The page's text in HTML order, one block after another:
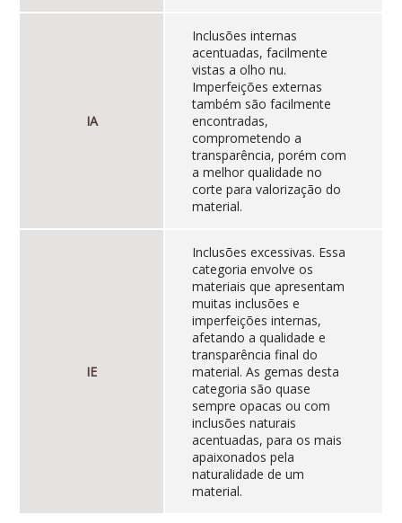
IA
Inclusões internas
acentuadas, facilmente
vistas a olho nu.
Imperfeições externas
também são facilmente
encontradas,
comprometendo a
transparência, porém com
a melhor qualidade no
corte para valorização do
material.
IE
Inclusões excessivas. Essa
categoria envolve os
materiais que apresentam
muitas inclusões e
imperfeições internas,
afetando a qualidade e
transparência final do
material. As gemas desta
categoria são quase
sempre opacas ou com
inclusões naturais
acentuadas, para os mais
apaixonados pela
naturalidade de um
material.